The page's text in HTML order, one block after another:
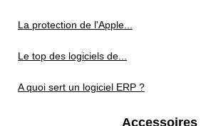
La protection de l'Apple...
Le top des logiciels de...
A quoi sert un logiciel ERP ?
Accessoires